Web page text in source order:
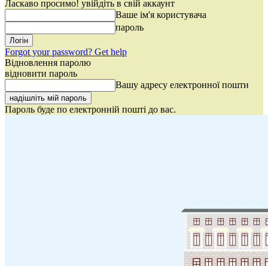
Ласкаво просимо! увійдіть в свій аккаунт
Ваше ім'я користувача
пароль
Forgot your password? Get help
Відновлення паролю
відновити пароль
Вашу адресу електронної пошти
Пароль буде по електронній пошті до вас.